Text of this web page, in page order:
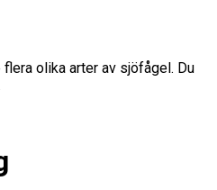
olika arter av sjöfågel. Du